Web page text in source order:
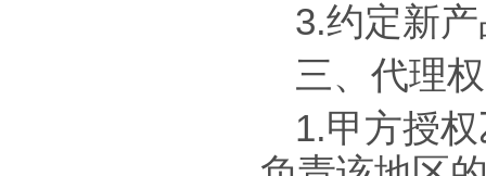
3.约定新
三、代理
1.甲方授